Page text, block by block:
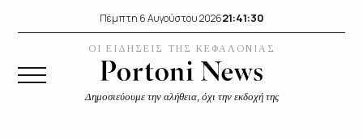
Πέμπτη 6 Αυγούστου 202621:41:30
ΟΙ ΕΙΔΗΣΕΙΣ ΤΗΣ ΚΕΦΑΛΟΝΙΑΣ
Δημοσιεύουμε την αλήθεια, όχι την εκδοχή της